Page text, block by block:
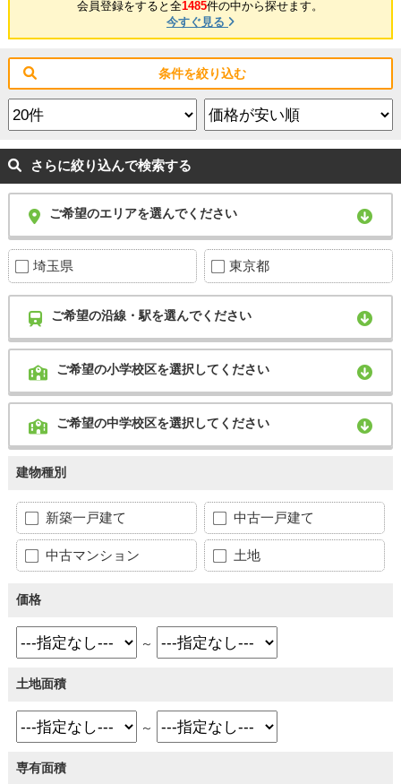
会員登録をすると全1485件の中から探せます。
今すぐ見る
条件を絞り込む
さらに絞り込んで検索する
ご希望のエリアを選んでください
埼玉県 東京都
ご希望の沿線・駅を選んでください
ご希望の小学校区を選択してください
ご希望の中学校区を選択してください
建物種別
新築一戸建て 中古一戸建て
中古マンション 土地
価格
～
土地面積
～
専有面積